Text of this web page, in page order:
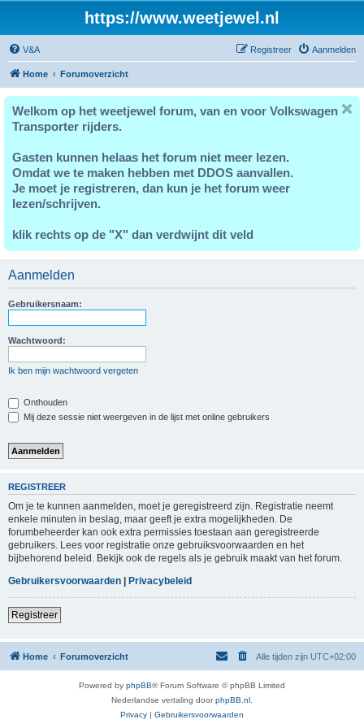
https://www.weetjewel.nl
V&A Aanmelden
Registreer
Home Forumoverzicht
Welkom op het weetjewel forum, van en voor Volkswagen
Transporter rijders.
Gasten kunnen helaas het forum niet meer lezen.
Omdat we te maken hebben met DDOS aanvallen.
Je moet je registreren, dan kun je het forum weer
lezen/schrijven.
klik rechts op de "X" dan verdwijnt dit veld
Aanmelden
Gebruikersnaam:
Wachtwoord:
Ik ben mijn wachtwoord vergeten
Onthouden
Mij deze sessie niet weergeven in de lijst met online gebruikers
REGISTREER
Om je te kunnen aanmelden, moet je geregistreerd zijn. Registratie neemt
enkele minuten in beslag, maar geeft je extra mogelijkheden. De
forumbeheerder kan ook extra permissies toestaan aan geregistreerde
gebruikers. Lees voor registratie onze gebruiksvoorwaarden en het
bijbehorend beleid. Bekijk ook de regels als je gebruik maakt van het forum.
Gebruikersvoorwaarden | Privacybeleid
Registreer
Home Forumoverzicht Alle tijden zijn UTC+02:00
Powered by phpBB® Forum Software © phpBB Limited
Nederlandse vertaling doorphpBB.nl
Privacy | Gebruikersvoorwaarden